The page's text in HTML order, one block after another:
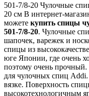
501-7/8-20 Чулочные
20 см В интернет-
можете купить спицы
501-7/8-20. Чулочные
шапочек, варежек и
спицы из
юге Японии, где очень
поэтому очень прочный.
для чулочных спиц
вязке. Поверхность
высокотехнологичным